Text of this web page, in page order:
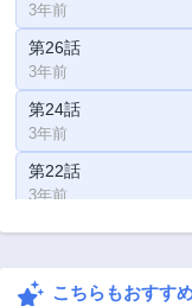
3年前
第26話
3年前
第24話
3年前
第22話
3年前
第20話
第18話こちらもおすす